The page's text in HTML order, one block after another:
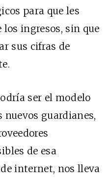
para que les
los ingresos, sin que
sus cifras de
ser el modelo
nuevos guardianes,
de esa
internet, nos lleva